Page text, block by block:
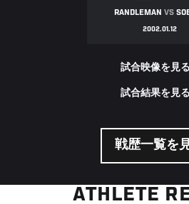
RANDLEMAN VS
2002.01.12
試合映像を見る
試合結果を見る
戦歴一覧を
ATHLETE